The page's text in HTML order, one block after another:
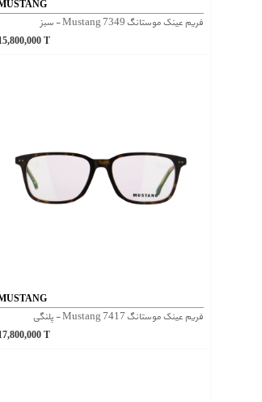
فریم عینک موستانگ Mustang 7349 - سبز
T
فریم عینک موستانگ Mustang 7417 - پلنگی
T